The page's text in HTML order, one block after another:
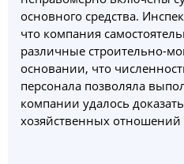
основного средства.
что компания
различные строительно-
основании, что
персонала позволяла
компании удалось
хозяйственных отношений